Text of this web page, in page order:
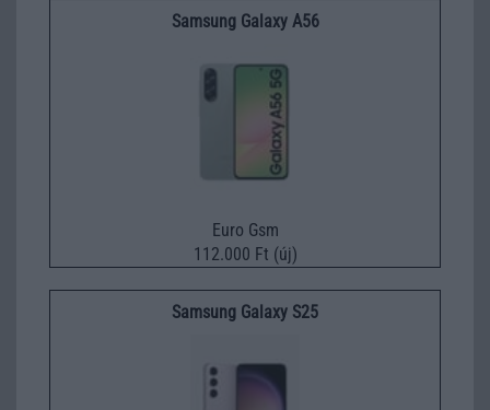
Samsung Galaxy A56
Euro Gsm
112.000 Ft (új)
Samsung Galaxy S25